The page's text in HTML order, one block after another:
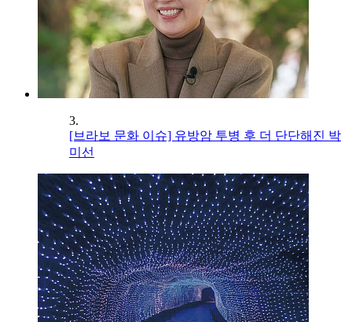
3.
[브라보 문화 이슈] 유방암 투병 후 더 단단해진 박
미선